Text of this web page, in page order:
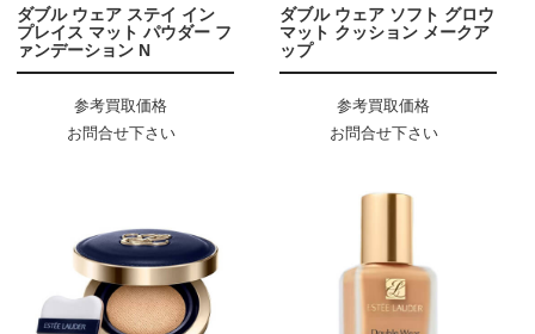
ダブル ウェア ステイ イン
プレイス マット パウダー フ
ァンデーション N
参考買取価格
お問合せ下さい
ダブル ウェア ソフト グロウ
マット クッション メークア
ップ
参考買取価格
お問合せ下さい